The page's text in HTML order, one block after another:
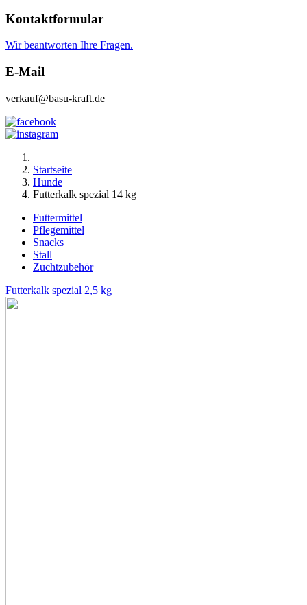
Kontaktformular
Wir beantworten Ihre Fragen.
E-Mail
verkauf@basu-kraft.de
Startseite
Hunde
Futterkalk spezial 14 kg
Futtermittel
Pflegemittel
Snacks
Stall
Zuchtzubehör
Futterkalk spezial 2,5 kg